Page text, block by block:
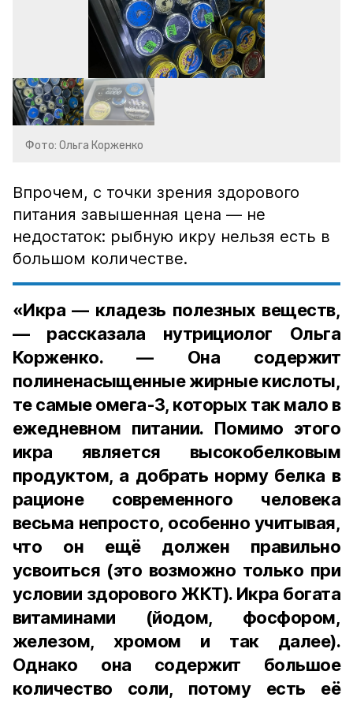
Фото: Ольга Корженко
Впрочем, с точки зрения здорового
питания завышенная цена — не
недостаток: рыбную икру нельзя есть в
большом количестве.
«Икра — кладезь полезных веществ,
— рассказала нутрициолог Ольга
Корженко. — Она содержит
полиненасыщенные жирные кислоты,
те самые омега-3, которых так мало в
ежедневном питании. Помимо этого
икра является высокобелковым
продуктом, а добрать норму белка в
рационе современного человека
весьма непросто, особенно учитывая,
что он ещё должен правильно
усвоиться (это возможно только при
условии здорового ЖКТ). Икра богата
витаминами (йодом, фосфором,
железом, хромом и так далее).
Однако она содержит большое
количество соли, потому есть её